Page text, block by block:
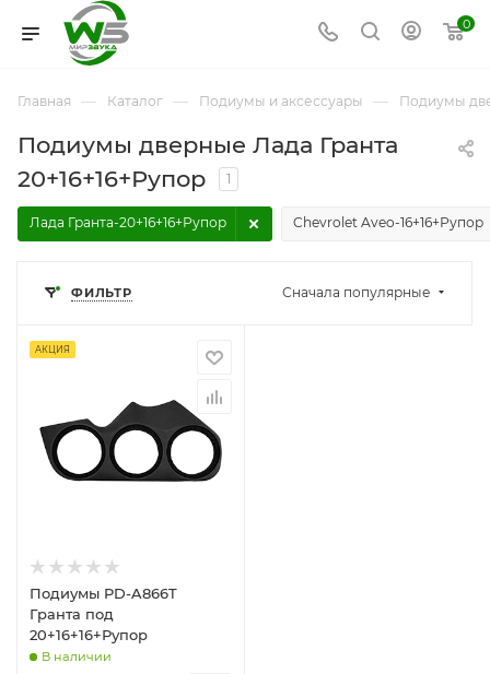
0
Главная — Каталог — Подиумы и аксессуары — Подиумы
Подиумы дверные Лада Гранта
20+16+16+Рупор
1
Chevrolet Aveo-16+16+Рупор
Лада Гранта-20+16+16+Рупор
ФИЛЬТР Сначала популярные
АКЦИЯ
Подиумы PD-A866T
Гранта под
20+16+16+Рупор
В наличии